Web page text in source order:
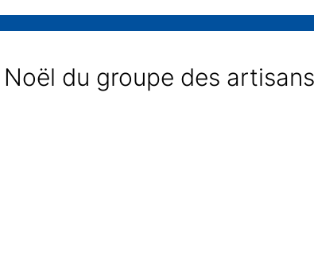
du groupe des